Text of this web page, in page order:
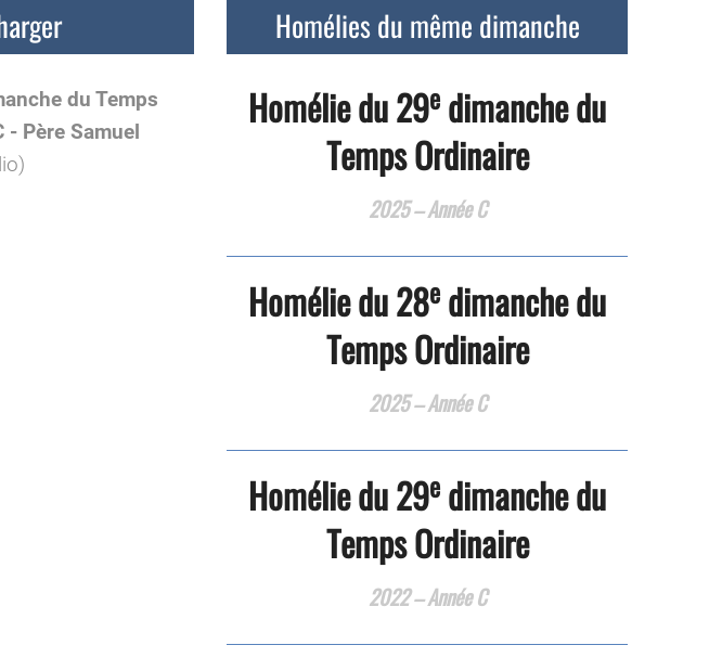
du Temps
- Père Samuel
Homélies du même dimanche
Homélie du 29e dimanche du
Temps Ordinaire
2025 – Année C
Homélie du 28e dimanche du
Temps Ordinaire
2025 – Année C
Homélie du 29e dimanche du
Temps Ordinaire
2022 – Année C